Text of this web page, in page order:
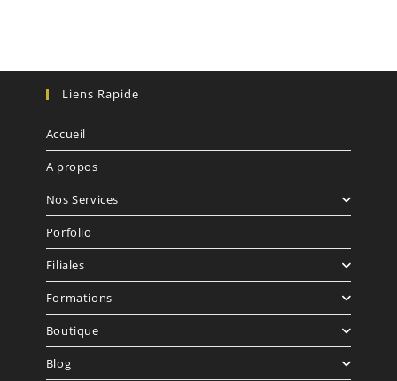
Liens Rapide
Accueil
A propos
Nos Services
Porfolio
Filiales
Formations
Boutique
Blog